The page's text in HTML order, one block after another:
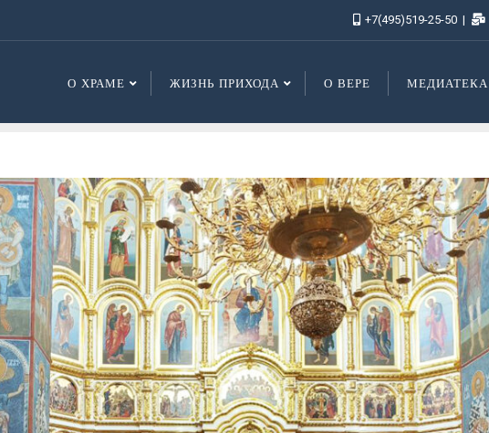
+7(495)519-25-50
О ХРАМЕ ЖИЗНЬ ПРИХОДА О ВЕРЕ МЕДИАТЕКА